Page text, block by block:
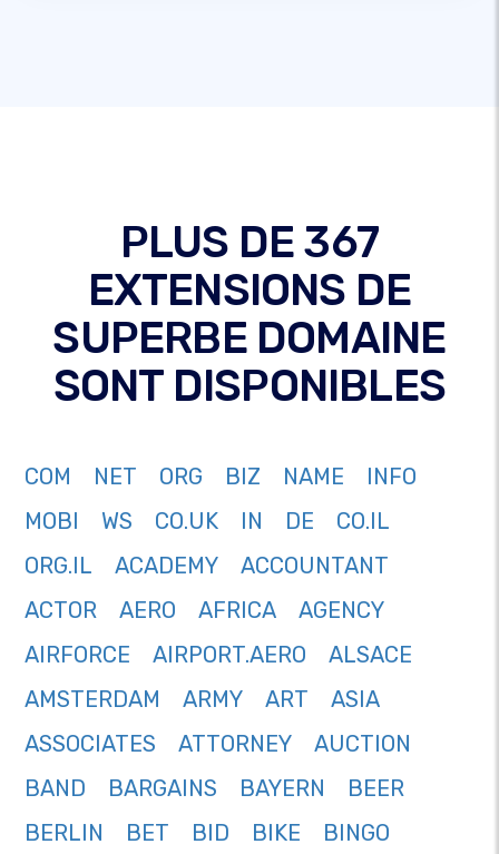
PLUS DE 367
EXTENSIONS DE
SUPERBE DOMAINE
SONT DISPONIBLES
COM NET ORG BIZ NAME
INFO
MOBI
WS CO.UK IN DE
CO.IL
ORG.IL
ACADEMY
ACCOUNTANT
ACTOR
AERO AFRICA
AGENCY
AIRFORCE
AIRPORT.AERO
ALSACE
AMSTERDAM
ARMY ART
ASIA
ASSOCIATES
ATTORNEY
AUCTION
BAND
BARGAINS BAYERN
BEER
BERLIN
BET BID BIKE
BINGO